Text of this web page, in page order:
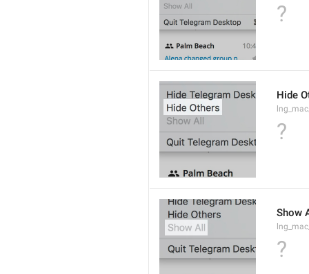
?
Hide
?
Show
?